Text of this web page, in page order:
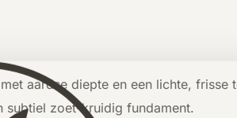
aardse diepte en een lichte,
subtiel zoet-kruidig fundament.